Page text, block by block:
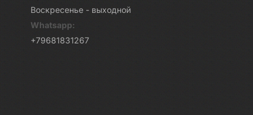
Воскресенье - выходной
Whatsapp:
+79681831267